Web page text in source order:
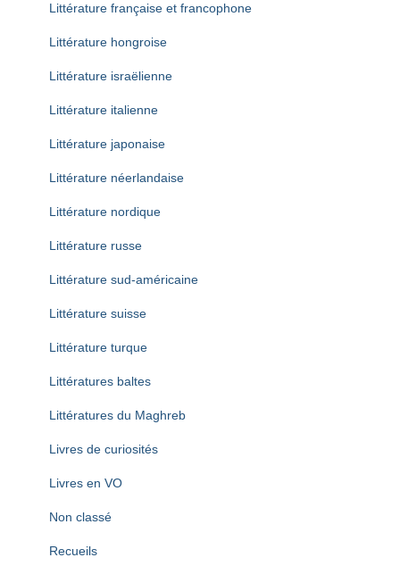
Littérature française et francophone
Littérature hongroise
Littérature israëlienne
Littérature italienne
Littérature japonaise
Littérature néerlandaise
Littérature nordique
Littérature russe
Littérature sud-américaine
Littérature suisse
Littérature turque
Littératures baltes
Littératures du Maghreb
Livres de curiosités
Livres en VO
Non classé
Recueils